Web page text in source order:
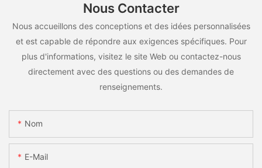
Nous Contacter
Nous accueillons des conceptions et des idées personnalisées
et est capable de répondre aux exigences spécifiques. Pour
plus d'informations, visitez le site Web ou contactez-nous
directement avec des questions ou des demandes de
renseignements.
Nom
E-Mail